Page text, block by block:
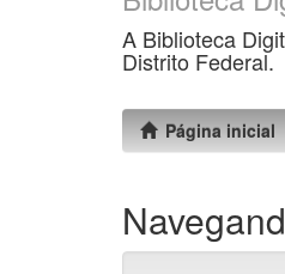
A Biblioteca
Distrito Federal.
Página inicial